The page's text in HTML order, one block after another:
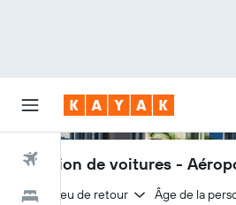
Vols
Hôtels
Location de voitures -
Même lieu de retour Âge de la